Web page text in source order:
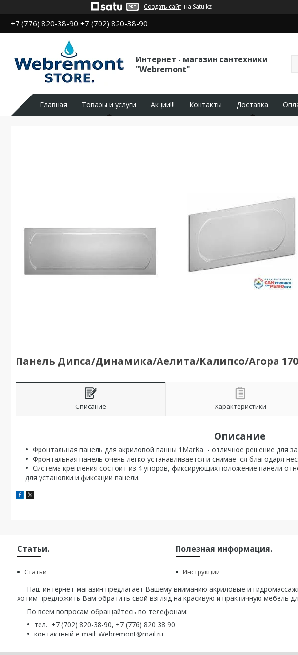
Создать сайт на Satu.kz
+7 (776) 820-38-90 +7 (702) 820-38-90
Интернет - магазин сантехники
"Webremont"
Главная Товары и услуги Акции!!! Контакты Доставка
Панель Дипса/Динамика/Аелита/Калипсо/Агора 170
Описание Характеристики
Описание
Фронтальная панель для акриловой ванны 1MarKa - отличное решение для
Фронтальная панель очень легко устанавливается и снимается благодаря
Система крепления состоит из 4 упоров, фиксирующих положение панели
для установки и фиксации панели.
Статьи.
Статьи
Полезная информация.
Инструкции
Наш интернет-магазин предлагает Вашему вниманию акриловые и
хотим предложить Вам обратить свой взгляд на красивую и практичную мебель
По всем вопросам обращайтесь по телефонам:
тел. +7 (702) 820-38-90, +7 (776) 820 38 90
контактный e-mail: Webremont@mail.ru